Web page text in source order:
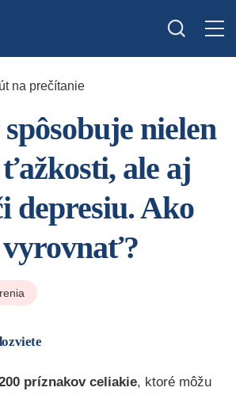
na prečítanie
nielen
ale aj
depresiu. Ako
vyrovnať?
príznakov celiakie, ktoré môžu